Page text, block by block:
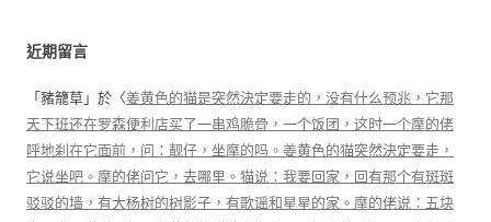
近期留言
「 豬籠草 」於〈姜黄色的猫是突然決定要走的，没有什么预兆，它那
天下班还在罗森便利店买了一串鸡脆骨，一个饭团，这时一个摩的佬
呼地刹在它面前，问：靓仔，坐摩的吗。姜黄色的猫突然決定要走，
它说坐吧。摩的佬问它，去哪里。猫说：我要回家，回有那个有斑斑
驳驳的墙，有大杨树的树影子，有歌谣和星星的家。摩的佬说：五块